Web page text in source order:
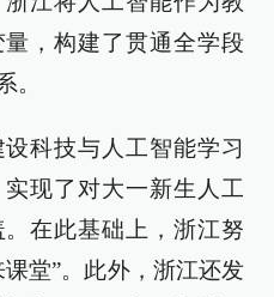
，构建了贯通全学段
。
科技与人工智能学习
现了对大一新生人工
在此基础上，浙江努
堂”。此外，浙江还发